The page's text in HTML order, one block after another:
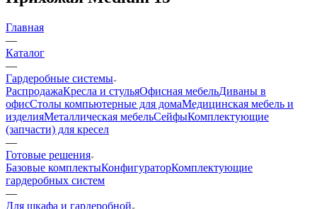
Главная
—
Каталог
—
Гардеробные системы
РаспродажаКресла и стульяОфисная мебельДиваны в
офисСтолы компьютерные для домаМедицинская мебель и
изделияМеталлическая мебельСейфыКомплектующие
(запчасти) для кресел
—
Готовые решения
Базовые комплектыКонфигураторКомплектующие
гардеробных систем
—
Для шкафа и гардеробной